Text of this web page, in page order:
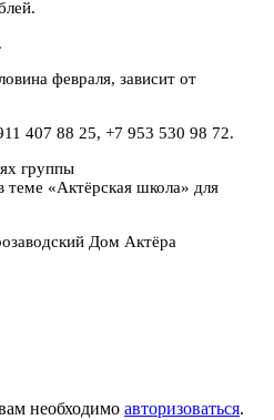
февраля, зависит от
407 88 25, +7 953 530 98 72.
группы
теме «Актёрская школа» для
Дом Актёра
необходимо авторизоваться.